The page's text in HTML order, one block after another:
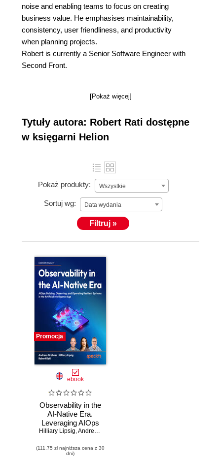
noise and enabling teams to focus on creating
business value. He emphasises maintainability,
consistency, user friendliness, and productivity
when planning projects.
Robert is currently a Senior Software Engineer with
Second Front.
[Pokaż więcej]
Tytuły autora: Robert Rati dostępne
w księgarni Helion
Pokaż produkty: Wszystkie
Sortuj wg: Data wydania
Filtruj »
Promocja
ebook
Observability in the
AI-Native Era.
Leveraging AIOps
to build, observe,
resilient systems
Hilliary Lipsig,Andreas Grabner
(111,75 zł najniższa cena z 30
dni)